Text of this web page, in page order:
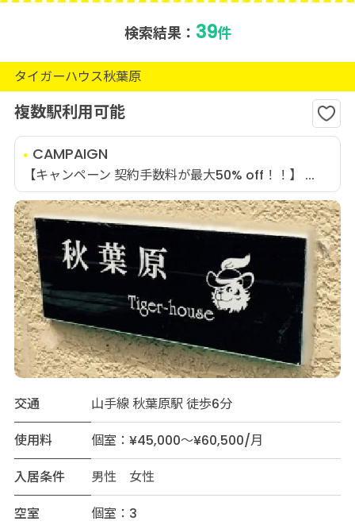
検索結果： 39件
タイガーハウス秋葉原
複数駅利用可能
CAMPAIGN
【キャンペーン 契約手数料が最大50% off！！】 ...
交通
山手線 秋葉原駅 徒歩6分
使用料
個室：¥45,000～¥60,500/月
入居条件
男性 女性
空室
個室：3